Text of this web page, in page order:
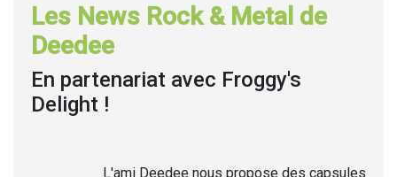
Les News Rock & Metal de
Deedee
En partenariat avec Froggy's
Delight !
L'ami Deedee nous propose des capsules